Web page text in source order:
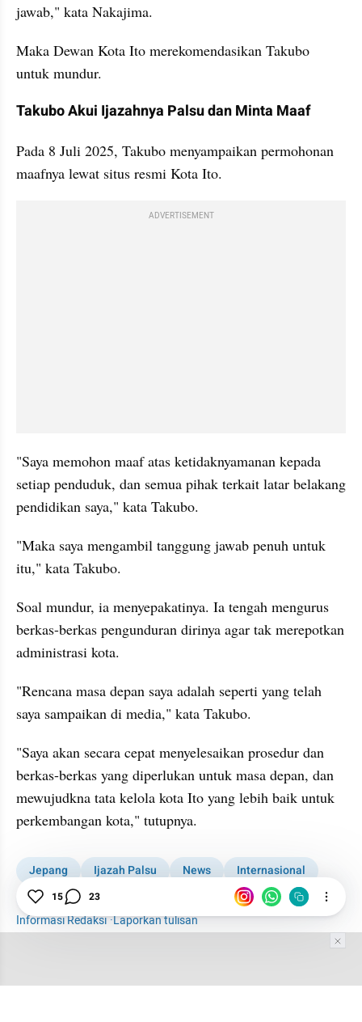
jawab," kata Nakajima.
Maka Dewan Kota Ito merekomendasikan Takubo
untuk mundur.
Takubo Akui Ijazahnya Palsu dan Minta Maaf
Pada 8 Juli 2025, Takubo menyampaikan permohonan
maafnya lewat situs resmi Kota Ito.
ADVERTISEMENT
"Saya memohon maaf atas ketidaknyamanan kepada
setiap penduduk, dan semua pihak terkait latar belakang
pendidikan saya," kata Takubo.
"Maka saya mengambil tanggung jawab penuh untuk
itu," kata Takubo.
Soal mundur, ia menyepakatinya. Ia tengah mengurus
berkas-berkas pengunduran dirinya agar tak merepotkan
administrasi kota.
"Rencana masa depan saya adalah seperti yang telah
saya sampaikan di media," kata Takubo.
"Saya akan secara cepat menyelesaikan prosedur dan
berkas-berkas yang diperlukan untuk masa depan, dan
mewujudkna tata kelola kota Ito yang lebih baik untuk
perkembangan kota," tutupnya.
Jepang Ijazah Palsu News
Internasional
Kota
Wali Kota
Informasi Redaksi·Laporkan tulisan
15 23